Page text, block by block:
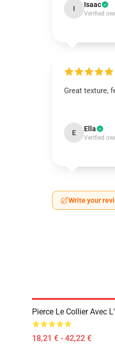
I Isaac
Verified
Great texture,
E Ella
Verified
Write your
Pierce Le Collier Avec
18,21 € - 42,22 €